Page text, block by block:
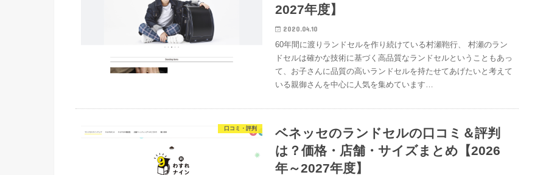
2027年度】
2020.04.10
60年間に渡りランドセルを作り続けている村瀬鞄行、 村瀬のラン
ドセルは確かな技術に基づく高品質なランドセルということもあっ
て、お子さんに品質の高いランドセルを持たせてあげたいと考えて
いる親御さんを中心に人気を集めています…
口コミ・評判
ベネッセのランドセルの口コミ＆評判
は？価格・店舗・サイズまとめ【2026
年～2027年度】